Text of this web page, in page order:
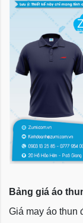
Bảng giá áo
Giá may áo thun